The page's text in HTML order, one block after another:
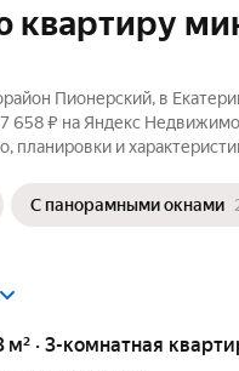
квартиру
Пионерский, в
658 ₽ на Яндекс
планировки и
С панорамными окнами
м² · 3-комнатная